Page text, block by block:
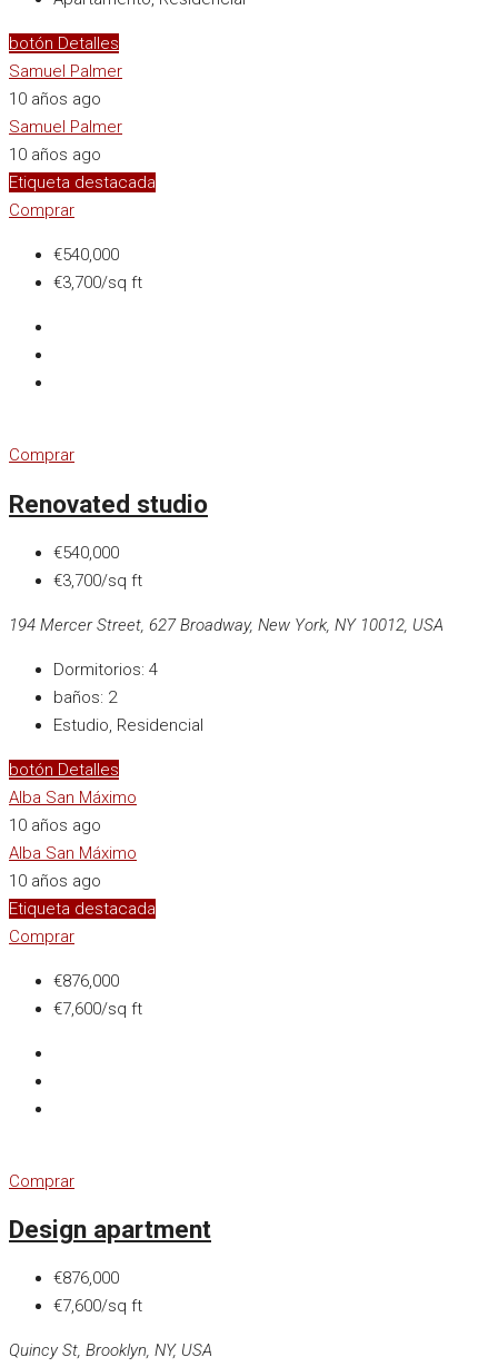
botón Detalles
Samuel Palmer
10 años ago
Samuel Palmer
10 años ago
Etiqueta destacada
Comprar
€540,000
€3,700/sq ft
Comprar
Renovated studio
€540,000
€3,700/sq ft
194 Mercer Street, 627 Broadway, New York, NY 10012, USA
Dormitorios: 4
baños: 2
Estudio, Residencial
botón Detalles
Alba San Máximo
10 años ago
Alba San Máximo
10 años ago
Etiqueta destacada
Comprar
€876,000
€7,600/sq ft
Comprar
Design apartment
€876,000
€7,600/sq ft
Quincy St, Brooklyn, NY, USA